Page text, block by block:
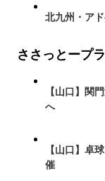
北九州・ア
ささっとープ
【山口】関
へ
【山口】卓
催